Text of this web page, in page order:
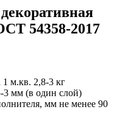
54358-2017
1 м.кв. 2,8-3 кг
3 мм (в один слой)
мм не менее 90